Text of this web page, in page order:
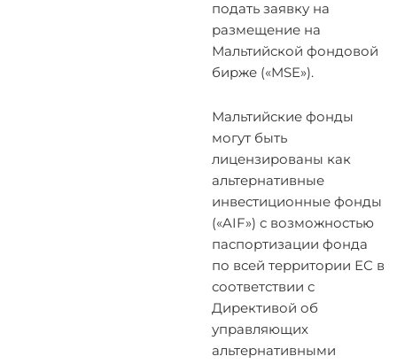
подать заявку на
размещение на
Мальтийской фондовой
бирже («MSE»).
Мальтийские фонды
могут быть
лицензированы как
альтернативные
инвестиционные фонды
(«AIF») с возможностью
паспортизации фонда
по всей территории ЕС в
соответствии с
Директивой об
управляющих
альтернативными